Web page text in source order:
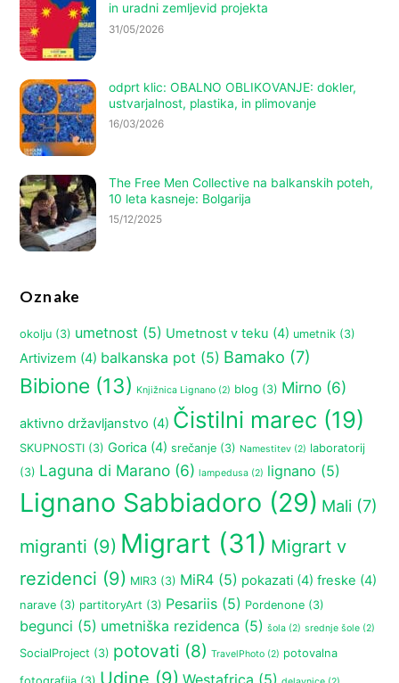
in uradni zemljevid projekta
31/05/2026
odprt klic: OBALNO OBLIKOVANJE: dokler,
ustvarjalnost, plastika, in plimovanje
16/03/2026
The Free Men Collective na balkanskih poteh,
10 leta kasneje: Bolgarija
15/12/2025
Oznake
okolju (3) umetnost (5) Umetnost v teku (4) umetnik (3)
Artivizem (4) balkanska pot (5) Bamako (7)
Bibione (13) Knjižnica Lignano (2) blog (3) Mirno (6)
aktivno državljanstvo (4) Čistilni marec (19)
SKUPNOSTI (3) Gorica (4) srečanje (3) Namestitev (2) laboratorij
(3) Laguna di Marano (6) lampedusa (2) lignano (5)
Lignano Sabbiadoro (29) Mali (7)
migranti (9) Migrart (31) Migrart v
rezidenci (9) MIR3 (3) MiR4 (5) pokazati (4) freske (4)
narave (3) partitoryArt (3) Pesariis (5) Pordenone (3)
begunci (5) umetniška rezidenca (5) šola (2) srednje šole (2)
SocialProject (3) potovati (8) TravelPhoto (2) potovalna
Udine (9)